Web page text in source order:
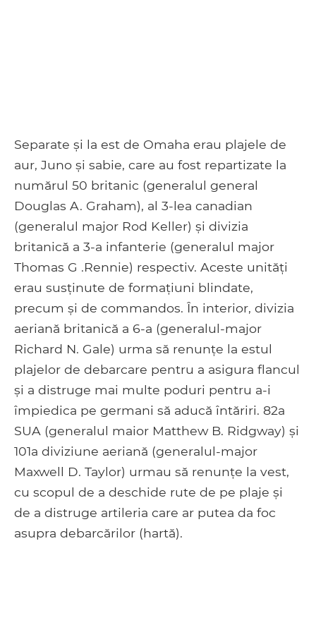
Separate și la est de Omaha erau plajele de
aur, Juno și sabie, care au fost repartizate la
numărul 50 britanic (generalul general
Douglas A. Graham), al 3-lea canadian
(generalul major Rod Keller) și divizia
britanică a 3-a infanterie (generalul major
Thomas G .Rennie) respectiv. Aceste unități
erau susținute de formațiuni blindate,
precum și de commandos. În interior, divizia
aeriană britanică a 6-a (generalul-major
Richard N. Gale) urma să renunțe la estul
plajelor de debarcare pentru a asigura flancul
și a distruge mai multe poduri pentru a-i
împiedica pe germani să aducă întăriri. 82a
SUA (generalul maior Matthew B. Ridgway) și
101a diviziune aeriană (generalul-major
Maxwell D. Taylor) urmau să renunțe la vest,
cu scopul de a deschide rute de pe plaje și
de a distruge artileria care ar putea da foc
asupra debarcărilor (hartă).